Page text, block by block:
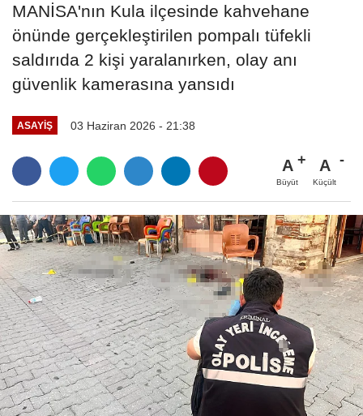
MANİSA'nın Kula ilçesinde kahvehane
önünde gerçekleştirilen pompalı tüfekli
saldırıda 2 kişi yaralanırken, olay anı
güvenlik kamerasına yansıdı
ASAYIŞ 03 Haziran 2026 - 21:38
A
Büyüt
A
Küçült